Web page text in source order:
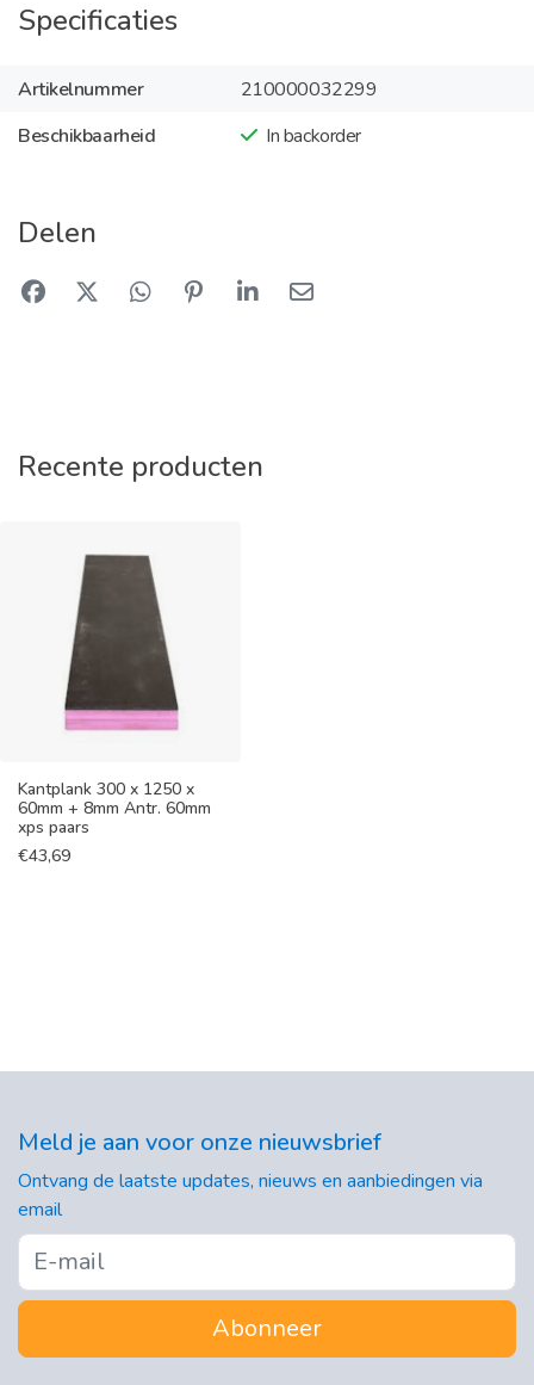
Specificaties
Artikelnummer
210000032299
Beschikbaarheid
In backorder
Delen
Recente producten
Kantplank 300 x 1250 x
60mm + 8mm Antr. 60mm
xps paars
€43,69
Meld je aan voor onze nieuwsbrief
Ontvang de laatste updates, nieuws en aanbiedingen via
email
Abonneer